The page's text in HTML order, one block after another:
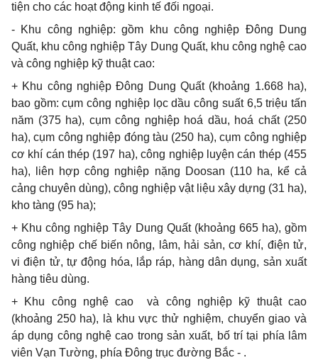
tiện cho các hoạt động kinh tế đối ngoại.
- Khu công nghiệp: gồm khu công nghiệp Đông Dung
Quất, khu công nghiệp Tây Dung Quất, khu công nghệ cao
và công nghiệp kỹ thuật cao:
+ Khu công nghiệp Đông Dung Quất (khoảng 1.668 ha),
bao gồm: cụm công nghiệp lọc dầu công suất 6,5 triệu tấn
năm (375 ha), cụm công nghiệp hoá dầu, hoá chất (250
ha), cụm công nghiệp đóng tàu (250 ha), cụm công nghiệp
cơ khí cán thép (197 ha), công nghiệp luyện cán thép (455
ha), liên hợp công nghiệp nặng Doosan (110 ha, kể cả
cảng chuyên dùng), công nghiệp vật liệu xây dựng (31 ha),
kho tàng (95 ha);
+ Khu công nghiệp Tây Dung Quất (khoảng 665 ha), gồm
công nghiệp chế biến nông, lâm, hải sản, cơ khí, điện tử,
vi điện tử, tự động hóa, lắp ráp, hàng dân dụng, sản xuất
hàng tiêu dùng.
+ Khu công nghệ cao
và công nghiệp kỹ thuật cao
(khoảng 250 ha), là khu vực thử nghiệm, chuyển giao và
áp dụng công nghệ cao trong sản xuất, bố trí tại phía lâm
viên Vạn Tường, phía Đông trục đường Bắc - .